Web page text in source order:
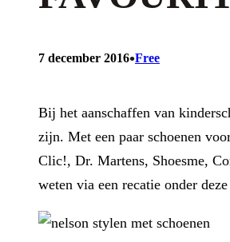
7 december 2016•Free
Bij het aanschaffen van
zijn. Met een paar schoenen
Clic!, Dr. Martens, Shoesme,
weten via een recatie onder